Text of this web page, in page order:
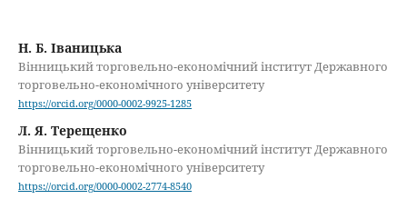
Н. Б. Іваницька
Вінницький торговельно-економічний інститут Державного
торговельно-економічного університету
https://orcid.org/0000-0002-9925-1285
Л. Я. Терещенко
Вінницький торговельно-економічний інститут Державного
торговельно-економічного університету
https://orcid.org/0000-0002-2774-8540